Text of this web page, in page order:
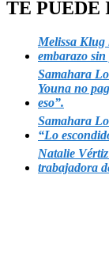
TE PUEDE
Melissa Klug
embarazo
Samahara
Youna no
eso”.
Samahara
“Lo
Natalie
trabajadora